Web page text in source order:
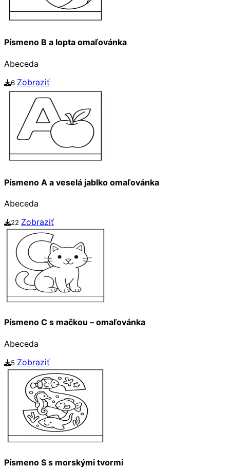
Písmeno B a lopta omaľovánka
Abeceda
6 Zobraziť
Písmeno A a veselá jablko omaľovánka
Abeceda
22 Zobraziť
Písmeno C s mačkou – omaľovánka
Abeceda
5 Zobraziť
Písmeno S s morskými tvormi